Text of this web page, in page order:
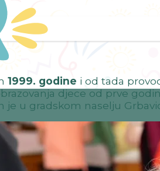
1999. godine i od tada
djece od prve
je u gradskom naselju